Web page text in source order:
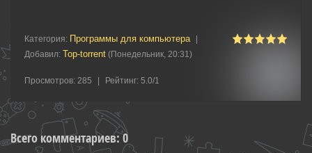
Категория: Программы для компьютера
Добавил: Top-torrent (Понедельник, 20:31)
Просмотров: 285 Рейтинг: 5.0/1
Всего комментариев:0